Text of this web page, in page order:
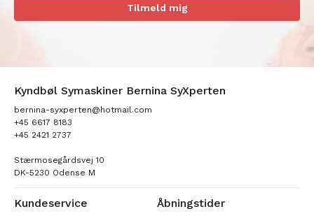
Tilmeld mig
Kyndbøl Symaskiner Bernina SyXperten
bernina-syxperten@hotmail.com
+45 6617 8183
+45 2421 2737
Stærmosegårdsvej 10
DK-5230 Odense M
Kundeservice Åbningstider